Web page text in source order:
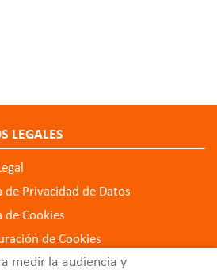
medir la audiencia y
LEGALES
de Privacidad de Datos
de Cookies
de Cookies
Ético